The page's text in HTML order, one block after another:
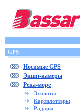
GPS
Носимые GPS
Экшн-камеры
Река-море
Эхолоты
Картплоттеры
Радары